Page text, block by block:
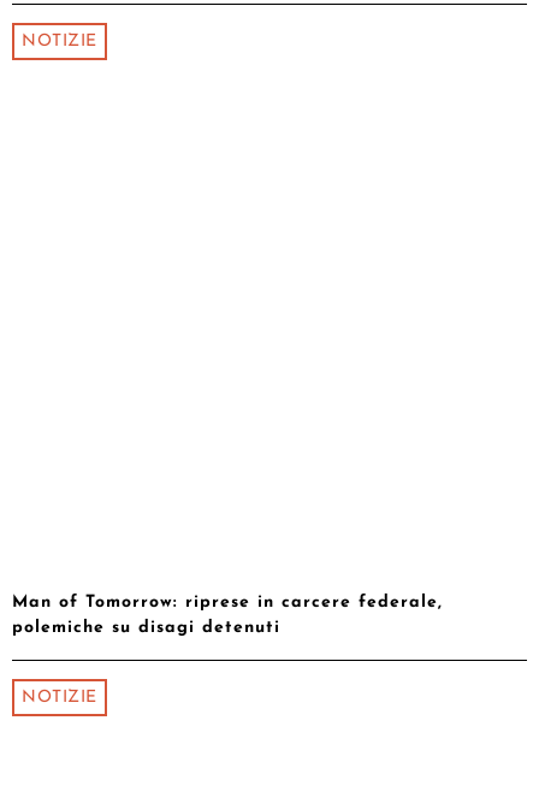
NOTIZIE
Man of Tomorrow: riprese in carcere federale,
polemiche su disagi detenuti
NOTIZIE